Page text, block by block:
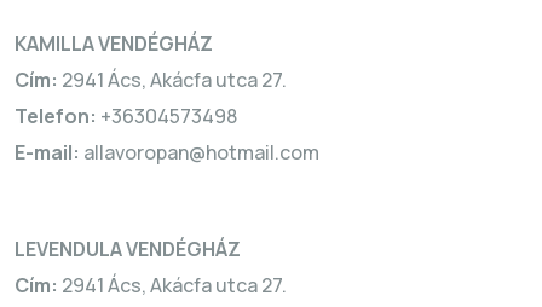
KAMILLA VENDÉGHÁZ
Cím: 2941 Ács, Akácfa utca 27.
Telefon: +36304573498
E-mail: allavoropan@hotmail.com
LEVENDULA VENDÉGHÁZ
Cím: 2941 Ács, Akácfa utca 27.